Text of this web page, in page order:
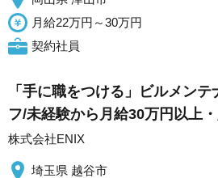
月給22万円～30万円
契約社員
「手に職をつける」ビルメン
フ/未経験から月給30万円以上
株式会社ENIX
埼玉県 越谷市